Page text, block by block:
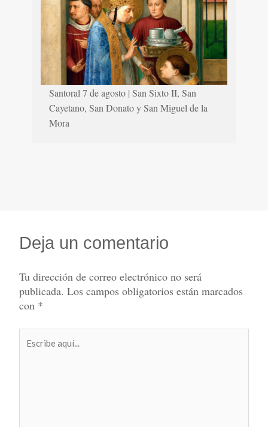
Santoral 7 de agosto | San Sixto II, San
Cayetano, San Donato y San Miguel de la
Mora
Deja un comentario
Tu dirección de correo electrónico no será
publicada. Los campos obligatorios están marcados
con *
aquí...